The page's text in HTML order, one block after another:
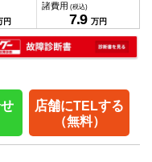
円
諸費用 (税込)
7.9 万円
店舗にTELする
（無料）